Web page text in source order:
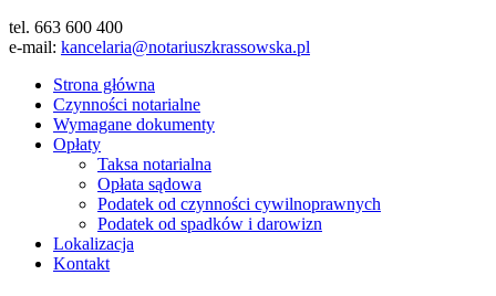
tel. 663 600 400
e-mail: kancelaria@notariuszkrassowska.pl
Strona główna
Czynności notarialne
Wymagane dokumenty
Opłaty
Taksa notarialna
Opłata sądowa
Podatek od czynności cywilnoprawnych
Podatek od spadków i darowizn
Lokalizacja
Kontakt